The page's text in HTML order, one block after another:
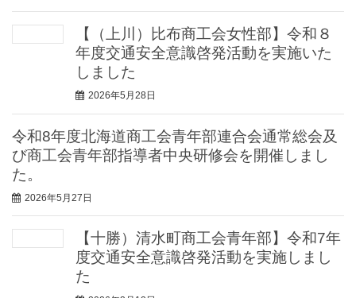
【（上川）比布商工会女性部】令和８
年度交通安全意識啓発活動を実施いた
しました
2026年5月28日
令和8年度北海道商工会青年部連合会通常総会及
び商工会青年部指導者中央研修会を開催しまし
た。
2026年5月27日
【十勝）清水町商工会青年部】令和7年
度交通安全意識啓発活動を実施しまし
た